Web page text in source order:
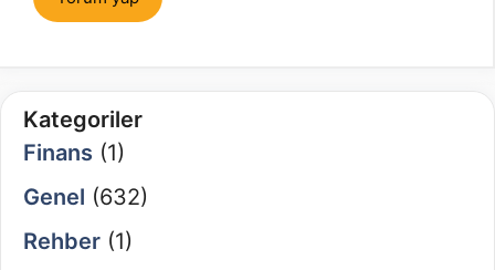
Kategoriler
Finans (1)
Genel (632)
Rehber (1)